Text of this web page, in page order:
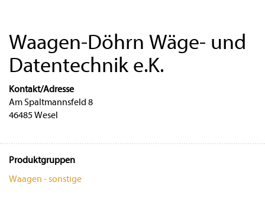
Waagen-Döhrn Wäge- und
Datentechnik e.K.
Kontakt/Adresse
Am Spaltmannsfeld 8
46485 Wesel
Produktgruppen
Waagen - sonstige